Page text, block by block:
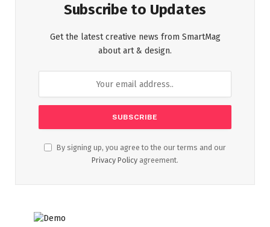
Subscribe to Updates
Get the latest creative news from SmartMag
about art & design.
By signing up, you agree to the our terms and our
Privacy Policy agreement.